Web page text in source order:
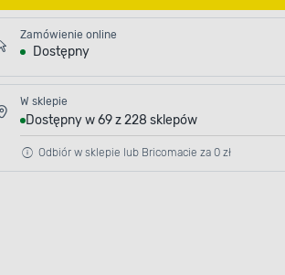
Zamówienie online
Dostępny
W sklepie
Dostępny w 69 z 228 sklepów
Odbiór w sklepie lub Bricomacie za 0 zł